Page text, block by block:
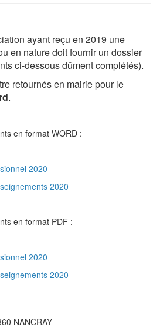
ayant reçu en 2019 une
en naturedoit fournir un dossier
ci-dessous dûment complétés).
retournés en mairie pour le
.
en format WORD :
2020
2020
en format PDF :
2020
2020
NANCRAY